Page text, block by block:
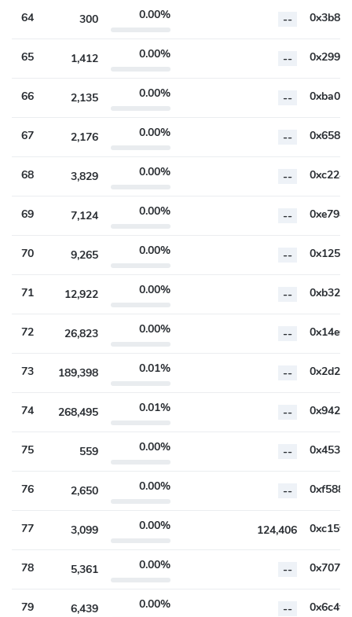
64 300 0.00% --
65 1,412 0.00% --
66 2,135 0.00% --
67 2,176 0.00% --
68 3,829 0.00% --
69 7,124 0.00% --
70 9,265 0.00% --
71 12,922 0.00% --
72 26,823 0.00% --
73 189,398 0.01% --
74 268,495 0.01% --
75 559 0.00% --
76 2,650 0.00% --
77 3,099 0.00% 124,406
78 5,361 0.00% --
79 6,439 0.00% --